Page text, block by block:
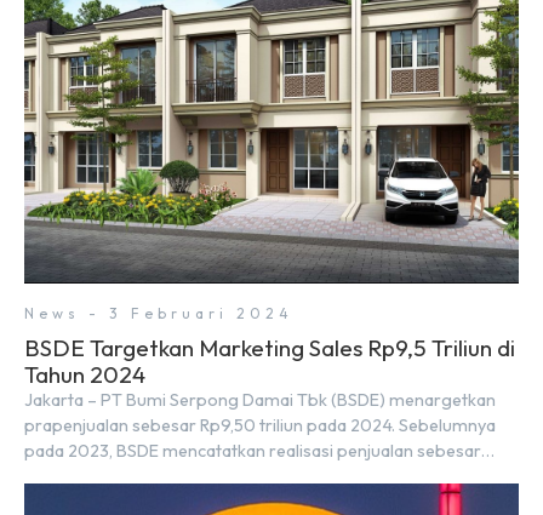
pada hari Senin, 18 Maret 2024. Selain […]
News - 3 Februari 2024
BSDE Targetkan Marketing Sales Rp9,5 Triliun di
Tahun 2024
Jakarta – PT Bumi Serpong Damai Tbk (BSDE) menargetkan
prapenjualan sebesar Rp9,50 triliun pada 2024. Sebelumnya
pada 2023, BSDE mencatatkan realisasi penjualan sebesar
Rp8,80 triliun. Menurut Direktur BSDE Hermawan Wijaya